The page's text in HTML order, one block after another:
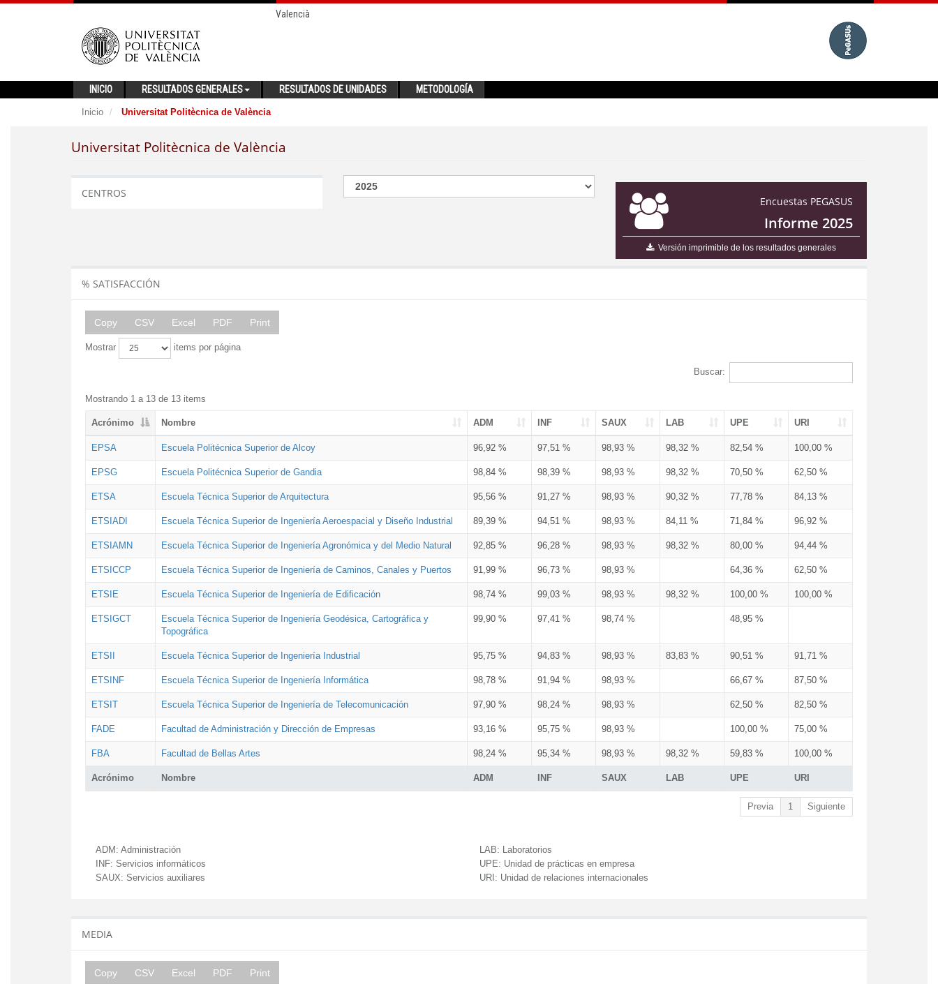
Valencià
INICIO RESULTADOS GENERALES RESULTADOS DE UNIDADES METODOLOGÍA
Inicio Universitat Politècnica de València
Universitat Politècnica de València
Encuestas PEGASUS
Informe 2025
Versión imprimible de los resultados generales
CENTROS
% SATISFACCIÓN
Copy CSV Excel PDF Print
Mostrar items por página
Buscar:
Mostrando 1 a 13 de 13 items
Acrónimo Nombre ADM INF SAUX LAB UPE URI
Acrónimo Nombre ADM INF SAUX LAB UPE URI
EPSA Escuela Politécnica Superior de Alcoy 96,92 % 97,51 % 98,93 % 98,32 % 82,54 % 100,00 %
EPSG Escuela Politécnica Superior de Gandia 98,84 % 98,39 % 98,93 % 98,32 % 70,50 % 62,50 %
ETSA Escuela Técnica Superior de Arquitectura 95,56 % 91,27 % 98,93 % 90,32 % 77,78 % 84,13 %
ETSIADI Escuela Técnica Superior de Ingeniería Aeroespacial y Diseño Industrial 89,39 % 94,51 % 98,93 % 84,11 % 71,84 % 96,92 %
ETSIAMN Escuela Técnica Superior de Ingeniería Agronómica y del Medio Natural 92,85 % 96,28 % 98,93 % 98,32 % 80,00 % 94,44 %
ETSICCP Escuela Técnica Superior de Ingeniería de Caminos, Canales y Puertos 91,99 % 96,73 % 98,93 % 64,36 % 62,50 %
ETSIE Escuela Técnica Superior de Ingeniería de Edificación 98,74 % 99,03 % 98,93 % 98,32 % 100,00 % 100,00 %
ETSIGCT
Escuela Técnica Superior de Ingeniería Geodésica, Cartográfica y
Topográfica
99,90 % 97,41 % 98,74 % 48,95 %
ETSII Escuela Técnica Superior de Ingeniería Industrial 95,75 % 94,83 % 98,93 % 83,83 % 90,51 % 91,71 %
ETSINF Escuela Técnica Superior de Ingeniería Informática 98,78 % 91,94 % 98,93 % 66,67 % 87,50 %
ETSIT Escuela Técnica Superior de Ingeniería de Telecomunicación 97,90 % 98,24 % 98,93 % 62,50 % 82,50 %
FADE Facultad de Administración y Dirección de Empresas 93,16 % 95,75 % 98,93 % 100,00 % 75,00 %
FBA Facultad de Bellas Artes 98,24 % 95,34 % 98,93 % 98,32 % 59,83 % 100,00 %
Previa 1 Siguiente
ADM: Administración
INF: Servicios informáticos
SAUX: Servicios auxiliares
LAB: Laboratorios
UPE: Unidad de prácticas en empresa
URI: Unidad de relaciones internacionales
MEDIA
Copy CSV Excel PDF Print